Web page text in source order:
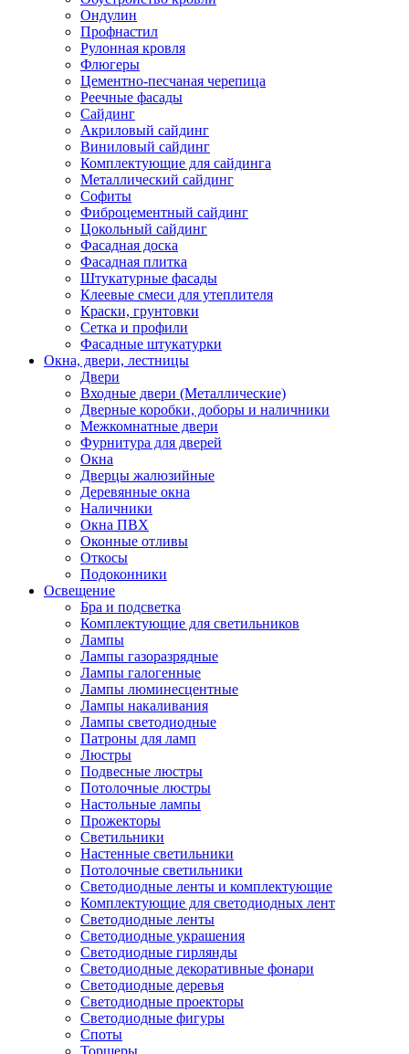
Ондулин
Профнастил
Рулонная кровля
Флюгеры
Цементно-песчаная черепица
Реечные фасады
Сайдинг
Акриловый сайдинг
Виниловый сайдинг
Комплектующие для сайдинга
Металлический сайдинг
Софиты
Фиброцементный сайдинг
Цокольный сайдинг
Фасадная доска
Фасадная плитка
Штукатурные фасады
Клеевые смеси для утеплителя
Краски, грунтовки
Сетка и профили
Фасадные штукатурки
Окна, двери, лестницы
Двери
Входные двери (Металлические)
Дверные коробки, доборы и наличники
Межкомнатные двери
Фурнитура для дверей
Окна
Дверцы жалюзийные
Деревянные окна
Наличники
Окна ПВХ
Оконные отливы
Откосы
Подоконники
Освещение
Бра и подсветка
Комплектующие для светильников
Лампы
Лампы газоразрядные
Лампы галогенные
Лампы люминесцентные
Лампы накаливания
Лампы светодиодные
Патроны для ламп
Люстры
Подвесные люстры
Потолочные люстры
Настольные лампы
Прожекторы
Светильники
Настенные светильники
Потолочные светильники
Светодиодные ленты и комплектующие
Комплектующие для светодиодных лент
Светодиодные ленты
Светодиодные украшения
Светодиодные гирлянды
Светодиодные декоративные фонари
Светодиодные деревья
Светодиодные проекторы
Светодиодные фигуры
Споты
Торшеры